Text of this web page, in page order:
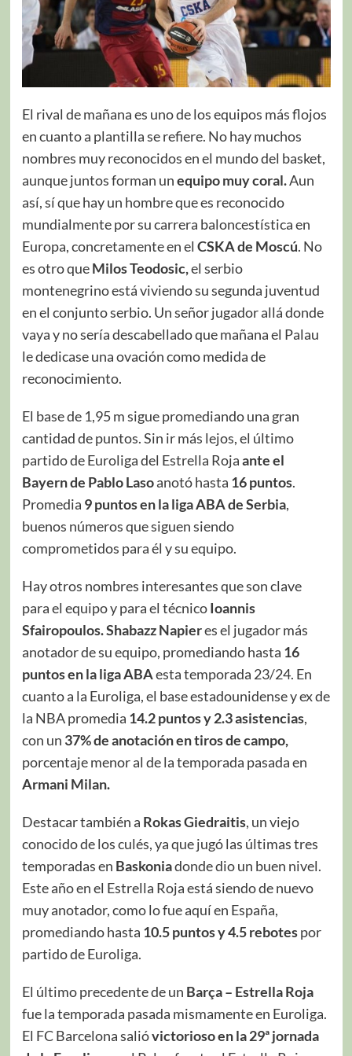
El rival de mañana es uno de los equipos más flojos
en cuanto a plantilla se refiere. No hay muchos
nombres muy reconocidos en el mundo del basket,
aunque juntos forman unequipo muy coral.Aun
así, sí que hay un hombre que es reconocido
mundialmente por su carrera baloncestística en
Europa, concretamente en el CSKA de Moscú. No
es otro queMilos Teodosic,el serbio
montenegrino está viviendo su segunda juventud
en el conjunto serbio. Un señor jugador allá donde
vaya y no sería descabellado que mañana el Palau
le dedicase una ovación como medida de
reconocimiento.
El base de 1,95 m sigue promediando una gran
cantidad de puntos. Sin ir más lejos, el último
partido de Euroliga del Estrella Rojaante el
Bayern de Pablo Lasoanotó hasta 16 puntos.
Promedia 9 puntos en la liga ABA de Serbia,
buenos números que siguen siendo
comprometidos para él y su equipo.
Hay otros nombres interesantes que son clave
para el equipo y para el técnicoIoannis
Sfairopoulos. Shabazz Napieres el jugador más
anotador de su equipo, promediando hasta 16
puntos en la liga ABAesta temporada 23/24. En
cuanto a la Euroliga, el base estadounidense y ex de
la NBA promedia 14.2 puntos y 2.3 asistencias,
con un 37% de anotación en tiros de campo,
porcentaje menor al de la temporada pasada en
Armani Milan.
Destacar también a Rokas Giedraitis, un viejo
conocido de los culés, ya que jugó las últimas tres
temporadas en Baskoniadonde dio un buen nivel.
Este año en el Estrella Roja está siendo de nuevo
muy anotador, como lo fue aquí en España,
promediando hasta 10.5 puntos y 4.5 rebotespor
partido de Euroliga.
El último precedente de un Barça – Estrella Roja
fue la temporada pasada mismamente en Euroliga.
El FC Barcelona salióvictorioso en la 29ª jornada